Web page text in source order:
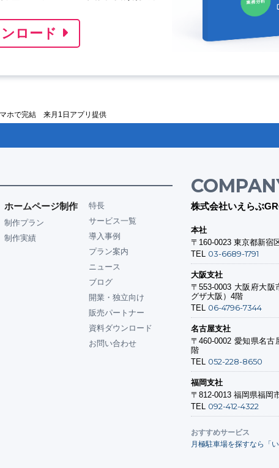
ロード
ホで完結 来月1日アプリ提供
ホームページ制作
制作プラン
制作実績
特長
サービス一覧
導入事例
プラン案内
ニュース
ブログ
開業・独立向け
販売パートナー
資料ダウンロード
お問い合わせ
株式会社いえらぶ
本社
〒160-0023 東京都新宿
TEL 03-6689-1791
大阪支社
〒553-0003 大阪府大阪
グザ大阪）4階
TEL 06-4796-7344
名古屋支社
〒460-0002 愛知県名古
階
TEL 052-228-8650
福岡支社
〒812-0013 福岡県福岡
TEL 092-412-4322
おすすめサービス
月極駐車場を探すなら「